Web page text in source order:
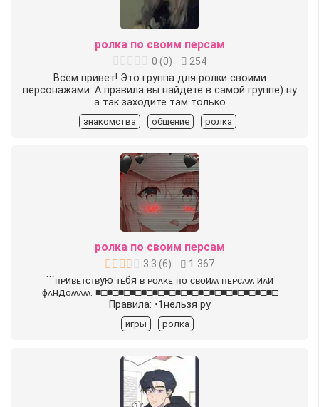
ролка по своим персам
0 (0)
254
Всем привет! Это группа для ролки своими
персонажами. А правила вы найдете в самой группе) ну
а так заходите там только
знакомства общение ролка
ролка по своим персам
3.3 (6)
1 367
```ᴨᴩиʙᴇᴛᴄᴛʙую ᴛᴇбя ʙ ᴩᴏᴧᴋᴇ ᴨᴏ ᴄʙᴏиʍ ᴨᴇᴩᴄᴀʍ иᴧи
ɸᴀндᴏʍᴀʍ. ■□■□■□■□■□■□■□■□■□■□■□■□■□■□■□■□
Правила: •1нельзя ру
игры ролка